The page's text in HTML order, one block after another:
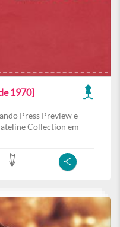
1970]
Press Preview e
Collection em